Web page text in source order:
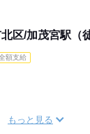
区/加茂宮駅（
額支給
もっと見る